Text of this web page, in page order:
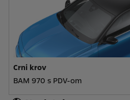
Crni krov
BAM 970 s PDV-om